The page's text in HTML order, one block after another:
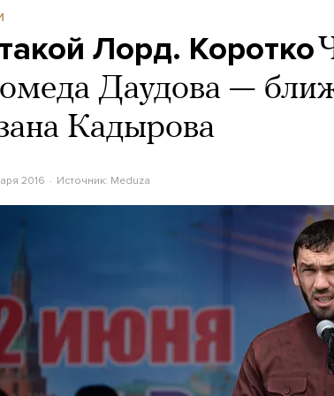
Лорд. Коротко
Даудова —
Кадырова
2016 Источник: Meduza